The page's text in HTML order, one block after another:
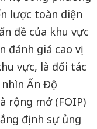
lược toàn diện
đề của khu vực
đánh giá cao vị
vực, là đối tác
Ấn Độ
rộng mở (FOIP)
định sự ủng